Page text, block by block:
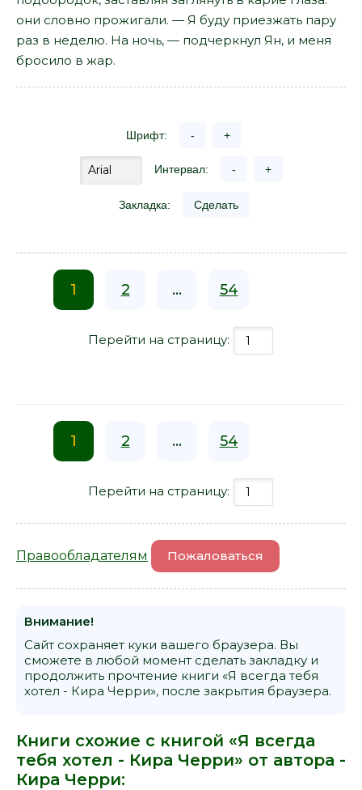
они словно прожигали. — Я буду приезжать пару
раз в неделю. На ночь, — подчеркнул Ян, и меня
бросило в жар.
Шрифт: - +
Интервал: - +
Закладка: Сделать
1 2 ... 54
Перейти на страницу:
1 2 ... 54
Перейти на страницу:
Правообладателям Пожаловаться
Внимание!
Сайт сохраняет куки вашего браузера. Вы
сможете в любой момент сделать закладку и
продолжить прочтение книги «Я всегда тебя
хотел - Кира Черри», после закрытия браузера.
Книги схожие с книгой «Я всегда
тебя хотел - Кира Черри» от автора -
Кира Черри: